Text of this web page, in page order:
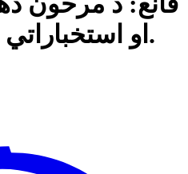
او استخباراتي جادو برمته كړى.